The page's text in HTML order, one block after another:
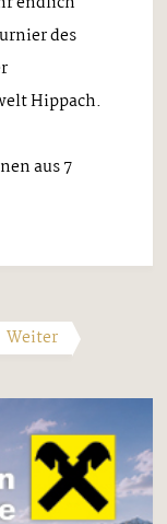
des
Hippach.
aus 7
Weiter